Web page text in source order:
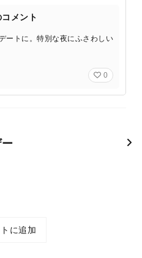
メント
ートに。特別な夜にふさわしい
0
トに追加